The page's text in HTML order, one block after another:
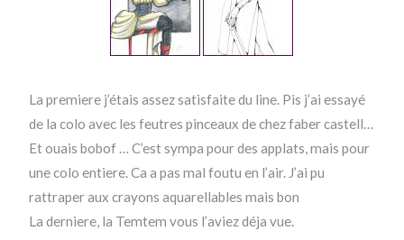
La premiere j’étais assez satisfaite du line. Pis j’ai essayé
de la colo avec les feutres pinceaux de chez faber castell…
Et ouais bobof … C’est sympa pour des applats, mais pour
une colo entiere. Ca a pas mal foutu en l’air. J’ai pu
rattraper aux crayons aquarellables mais bon
La derniere, la Temtem vous l’aviez déja vue.